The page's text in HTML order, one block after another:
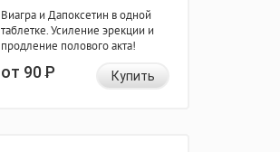
Виагра и Дапоксетин в одной
таблетке. Усиление эрекции и
продление полового акта!
от 90Р Купить